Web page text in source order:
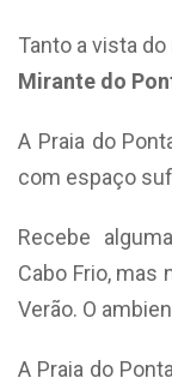
Tanto a vista
Mirante do
A Praia do
com espaço
Recebe
Cabo Frio, mas
Verão. O
A Praia do